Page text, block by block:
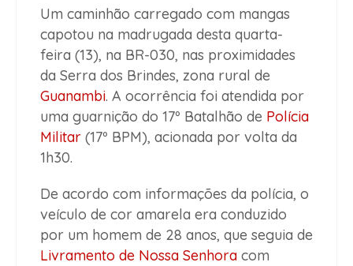
Um caminhão carregado com mangas
capotou na madrugada desta quarta-
feira (13), na BR-030, nas proximidades
da Serra dos Brindes, zona rural de
Guanambi. A ocorrência foi atendida por
uma guarnição do 17º Batalhão de Polícia
Militar (17º BPM), acionada por volta da
1h30.
De acordo com informações da polícia, o
veículo de cor amarela era conduzido
por um homem de 28 anos, que seguia de
Livramento de Nossa Senhora com